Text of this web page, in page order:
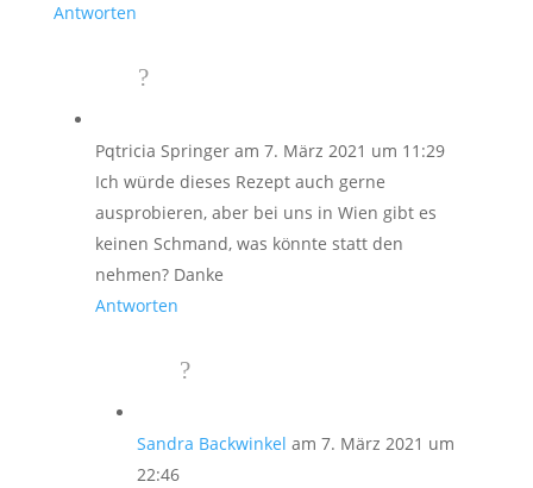
Antworten
Pqtricia Springer am 7. März 2021 um 11:29
Ich würde dieses Rezept auch gerne
ausprobieren, aber bei uns in Wien gibt es
keinen Schmand, was könnte statt den
nehmen? Danke
Antworten
Sandra Backwinkel am 7. März 2021 um
22:46